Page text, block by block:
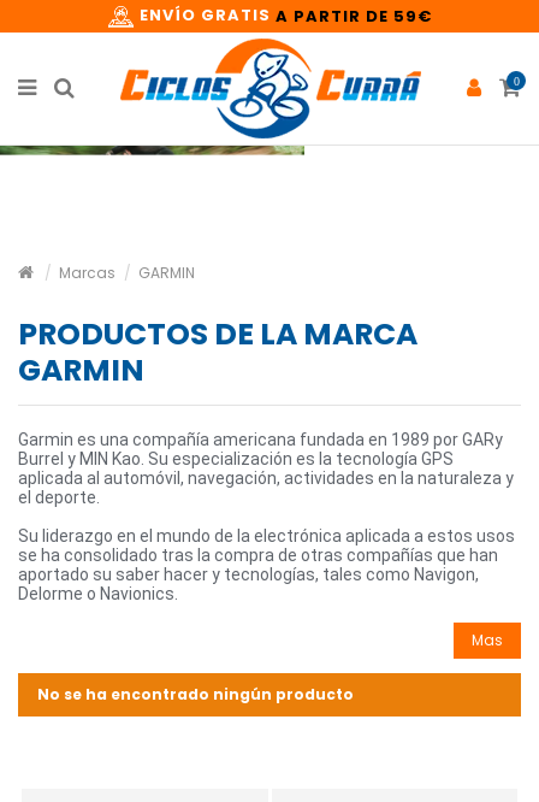
ENVÍO GRATIS A PARTIR DE 59€
0
Marcas GARMIN
PRODUCTOS DE LA MARCA
GARMIN
Garmin es una compañía americana fundada en 1989 por GARy
Burrel y MIN Kao. Su especialización es la tecnología GPS
aplicada al automóvil, navegación, actividades en la naturaleza y
el deporte.
Su liderazgo en el mundo de la electrónica aplicada a estos usos
se ha consolidado tras la compra de otras compañías que han
aportado su saber hacer y tecnologías, tales como Navigon,
Delorme o Navionics.
Mas
No se ha encontrado ningún producto